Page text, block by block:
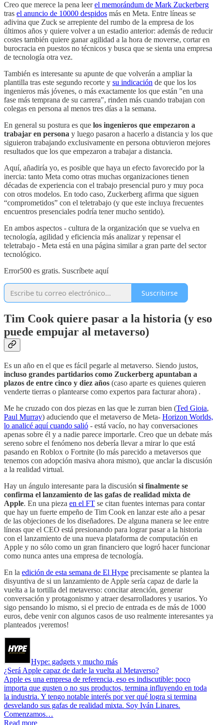
Creo que merece la pena leerel memorándum de Mark Zuckerberg
tras el anuncio de 10000 despidos más en Meta. Entre líneas se
adivina que Zuck se arrepiente del rumbo de la empresa de los
últimos años y quiere volver a un estadio anterior: además de reducir
costes también quiere ganar agilidad a la hora de moverse, cortar en
burocracia en puestos no técnicos y busca que se sienta una empresa
de tecnología otra vez.
También es interesante su apunte de que volverán a ampliar la
plantilla tras este segundo recorte y su indicación de que los los
ingenieros más jóvenes, o más exactamente los que están "en una
fase más temprana de su carrera", rinden más cuando trabajan con
colegas en persona al menos tres días a la semana.
En general su postura es que los ingenieros que empezaron a
trabajar en persona y luego pasaron a hacerlo a distancia y los que
siguieron trabajando exclusivamente en persona obtuvieron mejores
resultados que los que empezaron a trabajar a distancia.
Aquí, añadiría yo, es posible que haya un efecto favorecido por la
inercia: tanto Meta como otras muchas organizaciones tienen
décadas de experiencia con el trabajo presencial puro y muy poca
con otros modelos. En todo caso, Zuckerberg afirma que siguen
“comprometidos” con el teletrabajo (y que este incluya frecuentes
encuentros presenciales podría tener mucho sentido).
En ambos aspectos - cultura de la organización que se vuelva en
tecnología, agilidad y eficiencia más analizar y repensar el
teletrabajo - Meta está en una página similar a gran parte del sector
tecnológico.
Error500 es gratis. Suscríbete aquí
Suscribirse
Tim Cook quiere pasar a la historia (y eso
puede empujar al metaverso)
Es un año en el que es fácil pegarle al metaverso. Siendo justos,
incluso grandes partidarios como Zuckerberg apuntaban a
plazos de entre cinco y diez años (caso aparte es quienes quieren
venderte tierras o plantearse como expertos para facturar ahora) .
Me he cruzado con dos piezas en las que le zurran bien (Ted Gioia,
Paul Murray) aduciendo que el metaverso de Meta- Horizon Worlds,
lo analicé aquí cuando salió - está vacío, no hay conversaciones
apenas sobre él y a nadie parece importarle. Creo que un debate más
sereno sobre el fenómeno nos debería llevar a mirar lo que está
pasando en Roblox o Fortnite (lo más parecido a metaversos que
tenemos con adopción masiva ahora mismo), que anclar la discusión
a la realidad virtual.
Hay un ángulo interesante para la discusión si finalmente se
confirma el lanzamiento de las gafas de realidad mixta de
Apple. En una pieza en el FT se citan fuentes internas para contar
que hay un fuerte empeño de Tim Cook en lanzar este año a pesar
de las objeciones de los diseñadores. De alguna manera se lee entre
líneas que el CEO está presionando para lograr pasar a la historia
con el lanzamiento de una nueva plataforma de computación en
Apple y no sólo como un gran financiero que logró hacer funcionar
como nunca antes una empresa de tecnología.
En la edición de esta semana de El Hype precisamente se plantea la
disyuntiva de si un lanzamiento de Apple sería capaz de darle la
vuelta a la tortilla del metaverso: concitar atención, generar
conversación y protagonismo y atraer desarrolladores y usarios. Yo
sigo pensando lo mismo, si el precio de entrada es de más de 1000
euros, debe venir con algunos casos de uso realmente interesantes ya
planteados ¡veremos!
Hype: gadgets y mucho más
¿Será Apple capaz de darle la vuelta al Metaverso?
Apple es una empresa de referencia, eso es indiscutible: poco
importa que gusten o no sus productos, termina influyendo en toda
la industria. Y tengo notable interés por ver qué logra si termina
desvelando sus gafas de realidad mixta. Soy Iván Linares.
Comenzamos…
Read more